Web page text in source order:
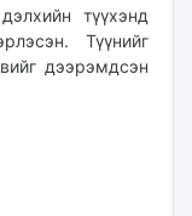
түүхэнд
Түүнийг
дээрэмдсэн